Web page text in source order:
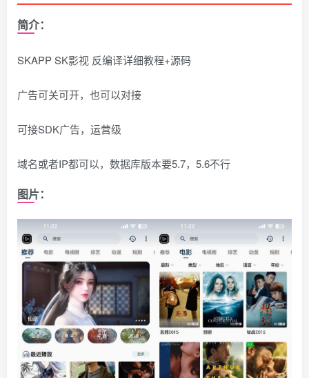
简介：
SKAPP SK影视 反编译详细教程+源码
广告可关可开，也可以对接
可接SDK广告，运营级
域名或者IP都可以，数据库版本要5.7，5.6不行
图片：